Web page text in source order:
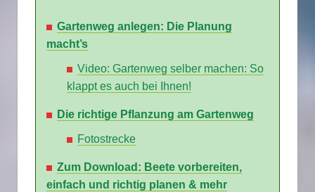
Gartenweg anlegen: Die Planung
macht’s
Video: Gartenweg selber machen: So
klappt es auch bei Ihnen!
Die richtige Pflanzung am Gartenweg
Fotostrecke
Zum Download: Beete vorbereiten,
einfach und richtig planen & mehr